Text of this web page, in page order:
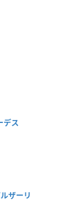
デス
ザーリ